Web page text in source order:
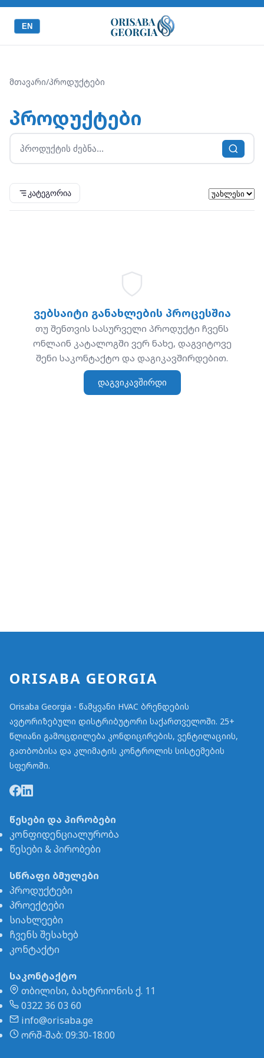
EN
მთავარი/პროდუქტები
პროდუქტები
კატეგორია
ვებსაიტი განახლების პროცესშია
თუ შენთვის სასურველი პროდუქტი ჩვენს
ონლაინ კატალოგში ვერ ნახე, დაგვიტოვე
შენი საკონტაქტო და დაგიკავშირდებით.
დაგვიკავშირდი
ORISABA GEORGIA
Orisaba Georgia - წამყვანი HVAC ბრენდების
ავტორიზებული დისტრიბუტორი საქართველოში. 25+
წლიანი გამოცდილება კონდიცირების, ვენტილაციის,
გათბობისა და კლიმატის კონტროლის სისტემების
სფეროში.
წესები და პირობები
კონფიდენციალურობა
წესები & პირობები
სწრაფი ბმულები
პროდუქტები
პროექტები
სიახლეები
ჩვენს შესახებ
კონტაქტი
საკონტაქტო
თბილისი, ბახტრიონის ქ. 11
0322 36 03 60
info@orisaba.ge
ორშ-შაბ: 09:30-18:00